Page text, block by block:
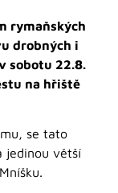
rymaňských
drobných i
sobotu 22.8.
na hřiště
se tato
jedinou větší